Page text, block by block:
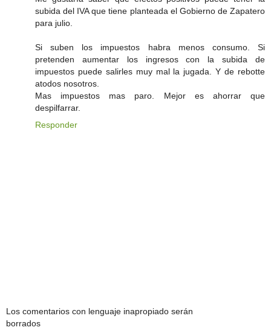
subida del IVA que tiene planteada el Gobierno de Zapatero
para julio.
Si suben los impuestos habra menos consumo. Si
pretenden aumentar los ingresos con la subida de
impuestos puede salirles muy mal la jugada. Y de rebotte
atodos nosotros.
Mas impuestos mas paro. Mejor es ahorrar que
despilfarrar.
Responder
Los comentarios con lenguaje inapropiado serán
borrados